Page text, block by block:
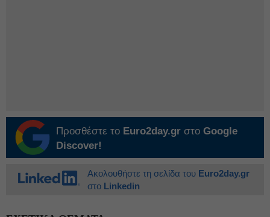
Προσθέστε το Euro2day.gr στο Google
Discover!
Ακολουθήστε τη σελίδα του Euro2day.gr
στο Linkedin